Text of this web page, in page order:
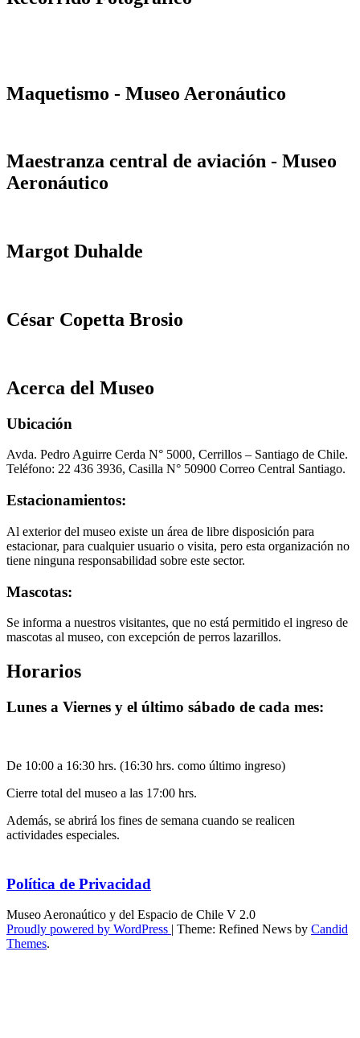
Maquetismo - Museo Aeronáutico
Maestranza central de aviación - Museo
Aeronáutico
Margot Duhalde
César Copetta Brosio
Acerca del Museo
Ubicación
Avda. Pedro Aguirre Cerda N° 5000, Cerrillos – Santiago de Chile.
Teléfono: 22 436 3936, Casilla N° 50900 Correo Central Santiago.
Estacionamientos:
Al exterior del museo existe un área de libre disposición para
estacionar, para cualquier usuario o visita, pero esta organización no
tiene ninguna responsabilidad sobre este sector.
Mascotas:
Se informa a nuestros visitantes, que no está permitido el ingreso de
mascotas al museo, con excepción de perros lazarillos.
Horarios
Lunes a Viernes y el último sábado de cada mes:
De 10:00 a 16:30 hrs. (16:30 hrs. como último ingreso)
Cierre total del museo a las 17:00 hrs.
Además, se abrirá los fines de semana cuando se realicen
actividades especiales.
Política de Privacidad
Museo Aeronaútico y del Espacio de Chile V 2.0
Proudly powered by WordPress | Theme: Refined News by Candid
Themes.